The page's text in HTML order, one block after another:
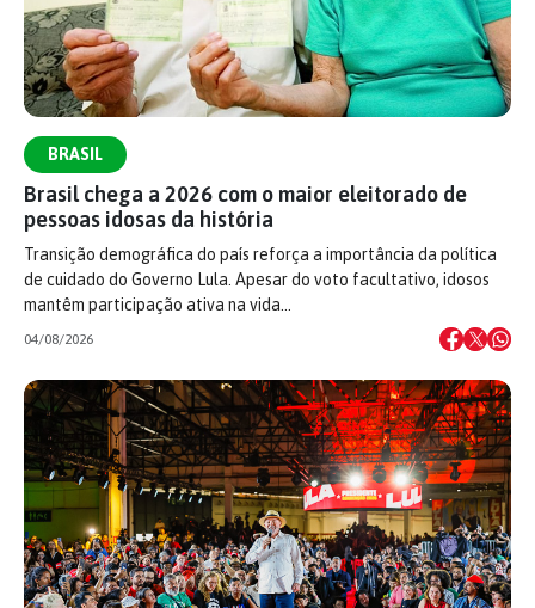
BRASIL
Brasil chega a 2026 com o maior eleitorado de
pessoas idosas da história
Transição demográfica do país reforça a importância da política
de cuidado do Governo Lula. Apesar do voto facultativo, idosos
mantêm participação ativa na vida…
04/08/2026